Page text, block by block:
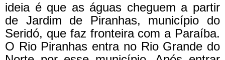
ideia é que as águas cheguem a partir
de Jardim de Piranhas, município do
Seridó, que faz fronteira com a Paraíba.
O Rio Piranhas entra no Rio Grande do